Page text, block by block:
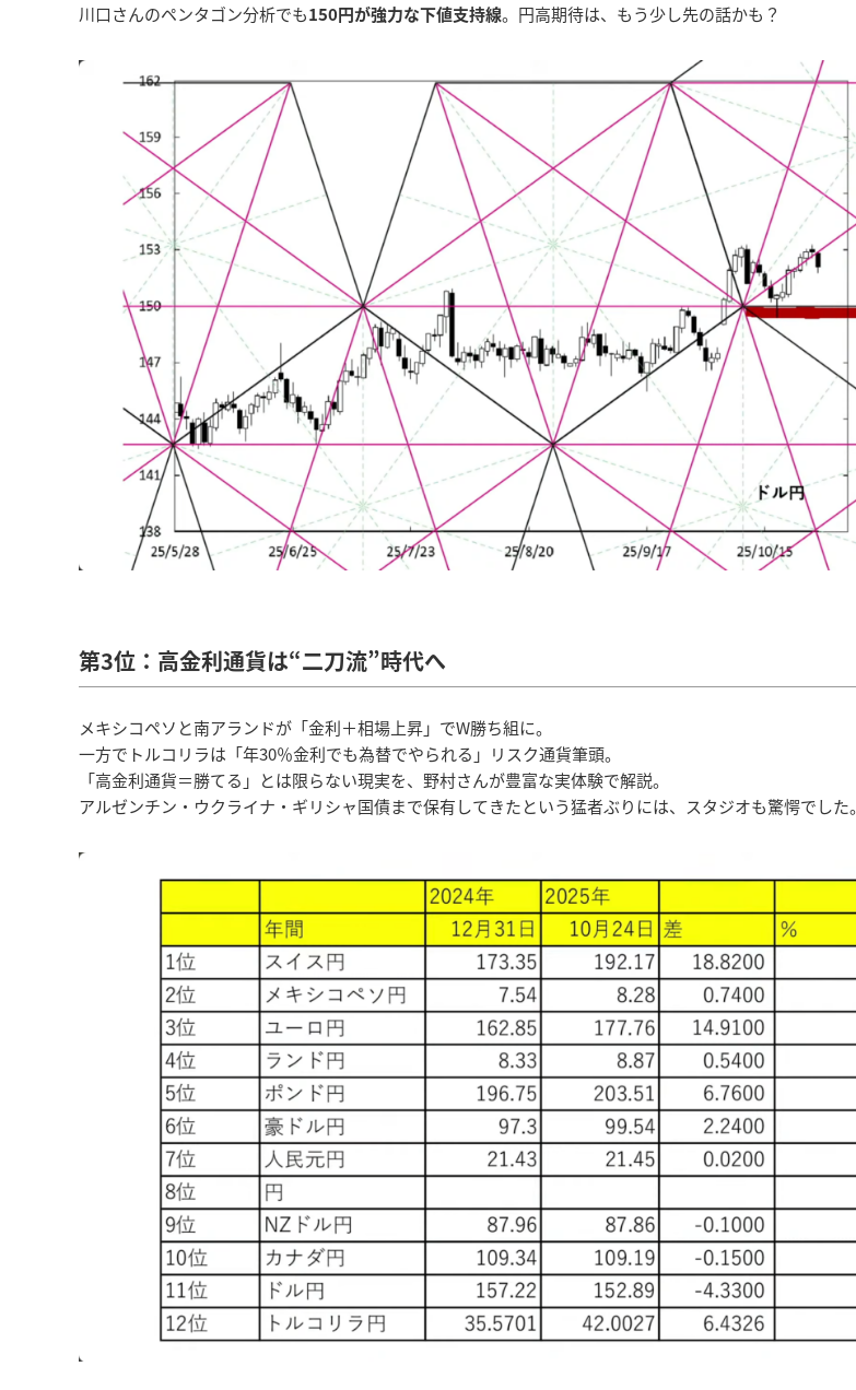
川口さんのペンタゴン分析でも150円が強力な下値支持線。円高期待は、もう少し先の話かも？
第3位：高金利通貨は“二刀流”時代へ
メキシコペソと南アランドが「金利＋相場上昇」でW勝ち組に。
一方でトルコリラは「年30％金利でも為替でやられる」リスク通貨筆頭。
「高金利通貨＝勝てる」とは限らない現実を、野村さんが豊富な実体験で解説。
アルゼンチン・ウクライナ・ギリシャ国債まで保有してきたという猛者ぶりには、スタジオも驚愕でした。